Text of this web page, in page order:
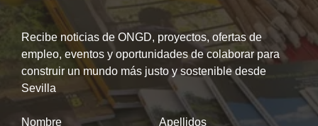
Recibe noticias de ONGD, proyectos, ofertas de
empleo, eventos y oportunidades de colaborar para
construir un mundo más justo y sostenible desde
Sevilla
Nombre Apellidos